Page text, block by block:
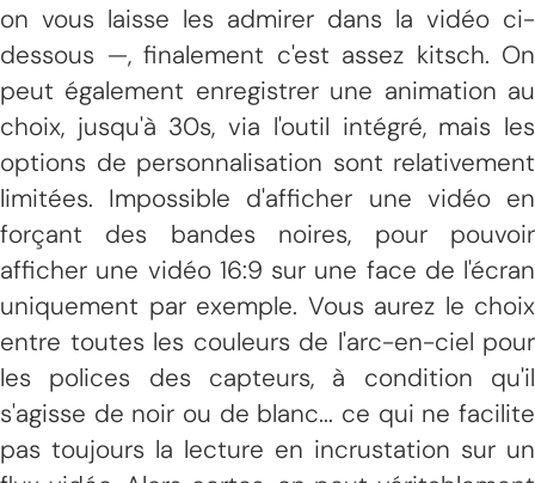
on vous laisse les admirer dans la vidéo ci-
dessous —, finalement c'est assez kitsch. On
peut également enregistrer une animation au
choix, jusqu'à 30s, via l'outil intégré, mais les
options de personnalisation sont relativement
limitées. Impossible d'afficher une vidéo en
forçant des bandes noires, pour pouvoir
afficher une vidéo 16:9 sur une face de l'écran
uniquement par exemple. Vous aurez le choix
entre toutes les couleurs de l'arc-en-ciel pour
les polices des capteurs, à condition qu'il
s'agisse de noir ou de blanc... ce qui ne facilite
pas toujours la lecture en incrustation sur un